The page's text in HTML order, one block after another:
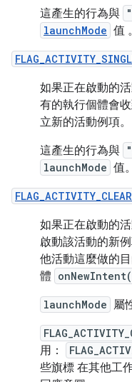
這產生的行為與
launchMode 值 。
如果正在啟動的
有的執行個體會
立新的活動例項。
這產生的行為與
launchMode 值。
如果正在啟動的
啟動該活動的新
他活動這麼做的
體
launchMode 屬
用：
些旗標 在其他工